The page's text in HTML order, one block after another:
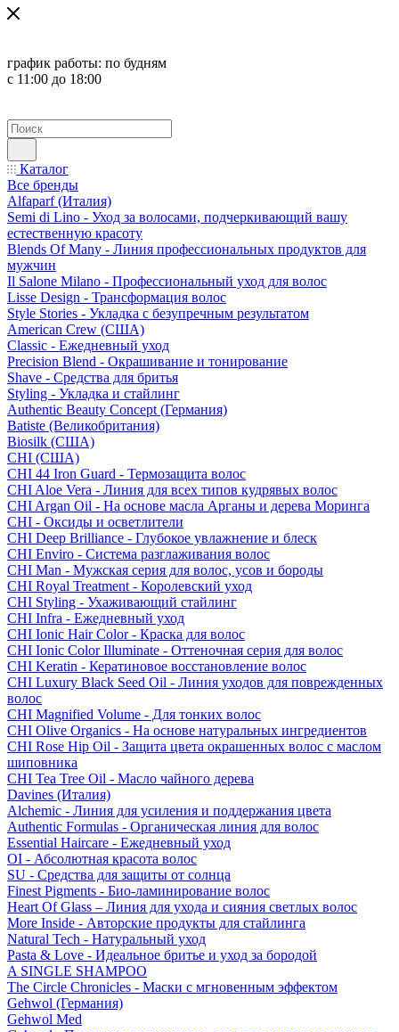
график работы: по будням
с 11:00 до 18:00
Каталог
Все бренды
Alfaparf (Италия)
Semi di Lino - Уход за волосами, подчеркивающий вашу
естественную красоту
Blends Of Many - Линия профессиональных продуктов для
мужчин
Il Salone Milano - Профессиональный уход для волос
Lisse Design - Трансформация волос
Style Stories - Укладка с безупречным результатом
American Crew (США)
Classic - Ежедневный уход
Precision Blend - Окрашивание и тонирование
Shave - Средства для бритья
Styling - Укладка и стайлинг
Authentic Beauty Concept (Германия)
Batiste (Великобритания)
Biosilk (США)
CHI (США)
CHI 44 Iron Guard - Термозащита волос
CHI Aloe Vera - Линия для всех типов кудрявых волос
CHI Argan Oil - На основе масла Арганы и дерева Моринга
CHI - Оксиды и осветлители
CHI Deep Brilliance - Глубокое увлажнение и блеск
CHI Enviro - Система разглаживания волос
CHI Man - Мужская серия для волос, усов и бороды
CHI Royal Treatment - Королевский уход
CHI Styling - Ухаживающий стайлинг
CHI Infra - Ежедневный уход
CHI Ionic Hair Color - Краска для волос
CHI Ionic Color Illuminate - Оттеночная серия для волос
CHI Keratin - Кератиновое восстановление волос
CHI Luxury Black Seed Oil - Линия уходов для поврежденных
волос
CHI Magnified Volume - Для тонких волос
CHI Olive Organics - На основе натуральных ингредиентов
CHI Rose Hip Oil - Защита цвета окрашенных волос с маслом
шиповника
CHI Tea Tree Oil - Масло чайного дерева
Davines (Италия)
Alchemic - Линия для усиления и поддержания цвета
Authentic Formulas - Органическая линия для волос
Essential Haircare - Eжедневный уход
OI - Абсолютная красота волос
SU - Средства для защиты от солнца
Finest Pigments - Био-ламинирование волос
Heart Of Glass – Линия для ухода и сияния светлых волос
More Inside - Авторские продукты для стайлинга
Natural Tech - Натуральный уход
Pasta & Love - Идеальное бритье и уход за бородой
A SINGLE SHAMPOO
The Circle Chronicles - Маски с мгновенным эффектом
Gehwol (Германия)
Gehwol Med